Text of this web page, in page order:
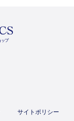
サイトポリシー